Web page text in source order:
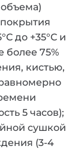
до +35°С и
более 75%
кистью,
5 часов);
сушкой
(3-4